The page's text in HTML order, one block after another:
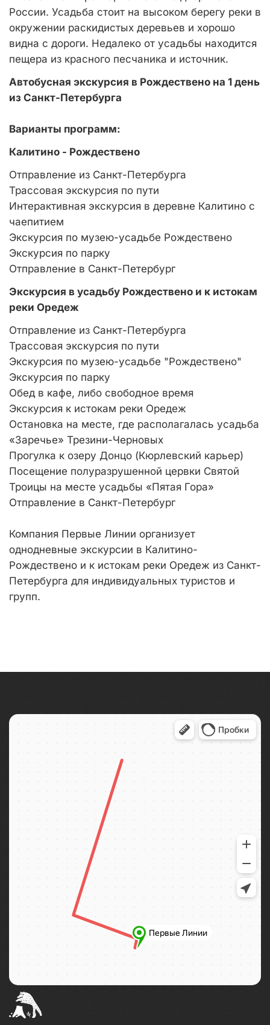
России. Усадьба стоит на высоком берегу реки в
окружении раскидистых деревьев и хорошо
видна с дороги. Недалеко от усадьбы находится
пещера из красного песчаника и источник.
Автобусная экскурсия в Рождествено на 1 день
из Санкт-Петербурга
Варианты программ:
Калитино - Рождествено
Отправление из Санкт-Петербурга
Трассовая экскурсия по пути
Интерактивная экскурсия в деревне Калитино с
чаепитием
Экскурсия по музею-усадьбе Рождествено
Экскурсия по парку
Отправление в Санкт-Петербург
Экскурсия в усадьбу Рождествено и к истокам
реки Оредеж
Отправление из Санкт-Петербурга
Трассовая экскурсия по пути
Экскурсия по музею-усадьбе "Рождествено"
Экскурсия по парку
Обед в кафе, либо свободное время
Экскурсия к истокам реки Оредеж
Остановка на месте, где располагалась усадьба
«Заречье» Трезини-Черновых
Прогулка к озеру Донцо (Кюрлевский карьер)
Посещение полуразрушенной цервки Святой
Троицы на месте усадьбы «Пятая Гора»
Отправление в Санкт-Петербург
Компания Первые Линии организует
однодневные экскурсии в Калитино-
Рождествено и к истокам реки Оредеж из Санкт-
Петербурга для индивидуальных туристов и
групп.